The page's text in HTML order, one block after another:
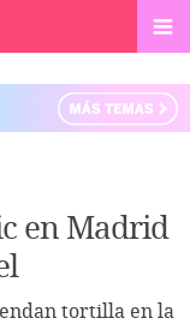
en Madrid
tortilla en la